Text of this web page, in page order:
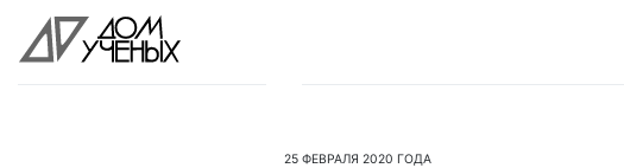
25 ФЕВРАЛЯ 2020 ГОДА